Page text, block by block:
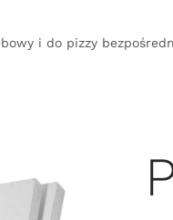
i do pizzy